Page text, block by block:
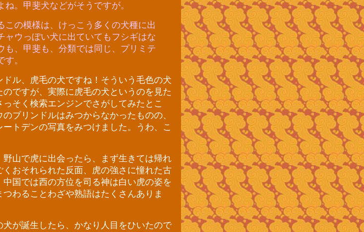
。甲斐犬などがそうですが。
の模様は、けっこう多くの犬種に出
ャウっぽい犬に出ていてもフシギはな
も、甲斐も、分類では同じ、プリミテ
。
ル、虎毛の犬ですね！そういう毛色の犬
ですが、実際に虎毛の犬というのを見た
そく検索エンジンでさがしてみたとこ
ブリンドルはみつからなかったものの、
トデンの写真をみつけました。うわ、こ
山で虎に出会ったら、まず生きては帰れ
おそれられた反面、虎の強さに憧れた古
国では西の方位を司る神は白い虎の姿を
わることわざや熟語はたくさんありま
が誕生したら、かなり人目をひいたので